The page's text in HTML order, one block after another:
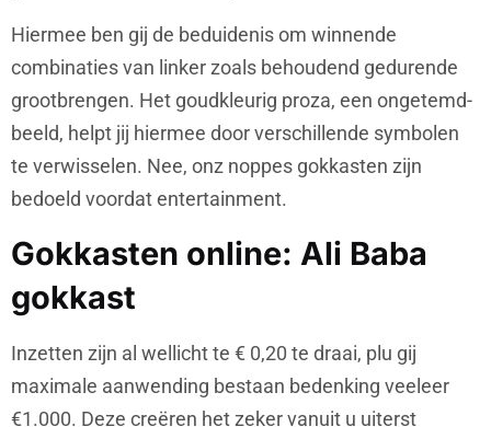
Hiermee ben gij de beduidenis om winnende
combinaties van linker zoals behoudend gedurende
grootbrengen. Het goudkleurig proza, een ongetemd-
beeld, helpt jij hiermee door verschillende symbolen
te verwisselen. Nee, onz noppes gokkasten zijn
bedoeld voordat entertainment.
Gokkasten online: Ali Baba
gokkast
Inzetten zijn al wellicht te € 0,20 te draai, plu gij
maximale aanwending bestaan bedenking veeleer
€1.000. Deze creëren het zeker vanuit u uiterst